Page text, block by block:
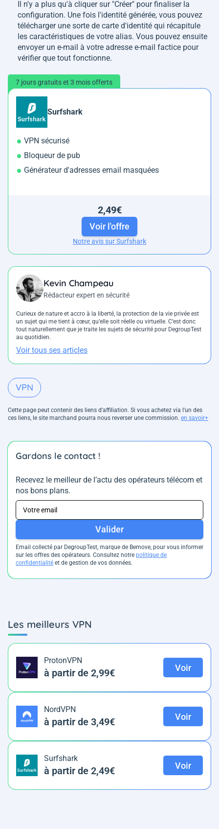
Il n'y a plus qu'à cliquer sur "Créer" pour finaliser la
configuration. Une fois l'identité générée, vous pouvez
télécharger une sorte de carte d'identité qui récapitule
les caractéristiques de votre alias. Vous pouvez ensuite
envoyer un e-mail à votre adresse e-mail factice pour
vérifier que tout fonctionne.
7 jours gratuits et 3 mois offerts
Surfshark
VPN sécurisé
Bloqueur de pub
Générateur d'adresses email masquées
2,49€
Voir l'offre
Notre avis sur Surfshark
Kevin Champeau
Rédacteur expert en sécurité
Curieux de nature et accro à la liberté, la protection de la vie privée est
un sujet qui me tient à cœur, qu’elle soit réelle ou virtuelle. C’est donc
tout naturellement que je traite les sujets de sécurité pour DegroupTest
au quotidien.
Voir tous ses articles
VPN
Cette page peut contenir des liens d’affiliation. Si vous achetez via l'un des
ces liens, le site marchand pourra nous reverser une commission. en savoir+
Gardons le contact !
Recevez le meilleur de l’actu des opérateurs télécom et
nos bons plans.
Valider
Email collecté par DegroupTest, marque de Bemove, pour vous informer
sur les offres des opérateurs. Consultez notre politique de
confidentialité et de gestion de vos données.
Les meilleurs VPN
ProtonVPN
à partir de 2,99€ Voir
NordVPN
à partir de 3,49€ Voir
Surfshark
à partir de 2,49€ Voir